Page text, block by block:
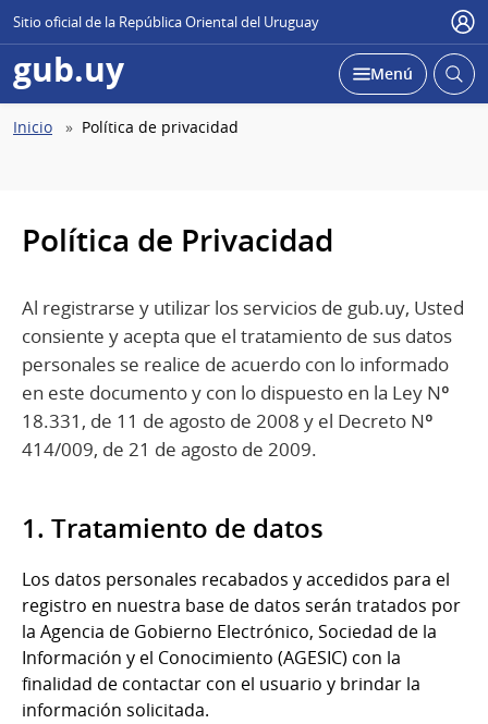
Sitio oficial de la República Oriental del Uruguay
gub.uy Abierta
Desplegar
Menú Abrir
Ruta
Inicio Política de privacidad
Política de Privacidad
Al registrarse y utilizar los servicios de gub.uy, Usted
consiente y acepta que el tratamiento de sus datos
personales se realice de acuerdo con lo informado
en este documento y con lo dispuesto en la Ley Nº
18.331, de 11 de agosto de 2008 y el Decreto Nº
414/009, de 21 de agosto de 2009.
1. Tratamiento de datos
Los datos personales recabados y accedidos para el
registro en nuestra base de datos serán tratados por
la Agencia de Gobierno Electrónico, Sociedad de la
Información y el Conocimiento (AGESIC) con la
finalidad de contactar con el usuario y brindar la
información solicitada.